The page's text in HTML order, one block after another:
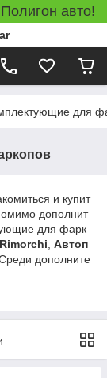
авто!
для
и купит
дополнит
для фарк
Автоп
дополните
буксирные вста
групп